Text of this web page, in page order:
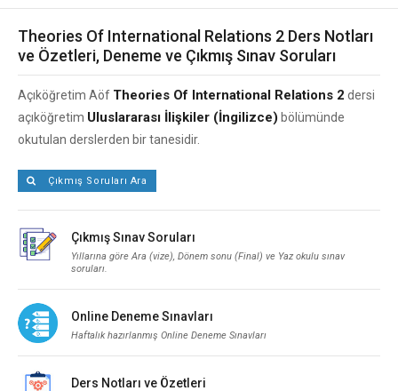
Theories Of International Relations 2 Ders Notları
ve Özetleri, Deneme ve Çıkmış Sınav Soruları
Açıköğretim Aöf Theories Of International Relations 2 dersi
açıköğretim Uluslararası İlişkiler (İngilizce) bölümünde
okutulan derslerden bir tanesidir.
Çıkmış Soruları Ara
Çıkmış Sınav Soruları
Yıllarına göre Ara (vize), Dönem sonu (Final) ve Yaz okulu sınav
soruları.
Online Deneme Sınavları
Haftalık hazırlanmış Online Deneme Sınavları
Ders Notları ve Özetleri